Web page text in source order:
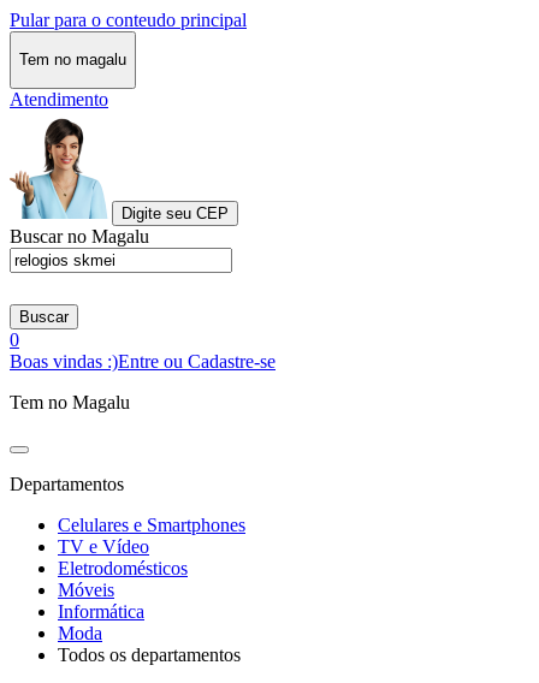
Pular para o conteudo principal
Tem no magalu
Atendimento
Digite seu CEP
Buscar no Magalu
Buscar
0
Boas vindas :)Entre ou Cadastre-se
Tem no Magalu
Departamentos
Celulares e Smartphones
TV e Vídeo
Eletrodomésticos
Móveis
Informática
Moda
Todos os departamentos